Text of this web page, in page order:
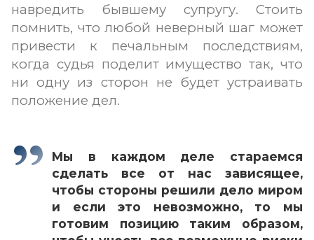
навредить бывшему супругу. Стоить
помнить, что любой неверный шаг может
привести к печальным последствиям,
когда судья поделит имущество так, что
ни одну из сторон не будет устраивать
положение дел.
Мы в каждом деле стараемся
сделать все от нас зависящее,
чтобы стороны решили дело миром
и если это невозможно, то мы
готовим позицию таким образом,